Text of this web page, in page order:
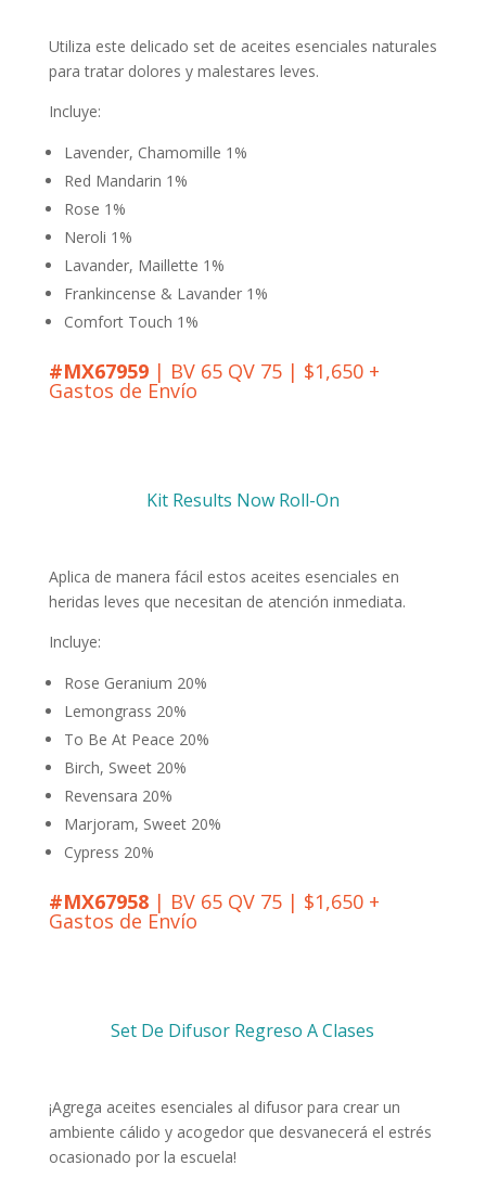
Utiliza este delicado set de aceites esenciales naturales
para tratar dolores y malestares leves.
Incluye:
Lavender, Chamomille 1%
Red Mandarin 1%
Rose 1%
Neroli 1%
Lavander, Maillette 1%
Frankincense & Lavander 1%
Comfort Touch 1%
#MX67959| BV 65 QV 75 | $1,650 +
Gastos de Envío
Kit Results Now Roll-On
Aplica de manera fácil estos aceites esenciales en
heridas leves que necesitan de atención inmediata.
Incluye:
Rose Geranium 20%
Lemongrass 20%
To Be At Peace 20%
Birch, Sweet 20%
Revensara 20%
Marjoram, Sweet 20%
Cypress 20%
#MX67958| BV 65 QV 75 | $1,650 +
Gastos de Envío
Set De Difusor Regreso A Clases
¡Agrega aceites esenciales al difusor para crear un
ambiente cálido y acogedor que desvanecerá el estrés
ocasionado por la escuela!